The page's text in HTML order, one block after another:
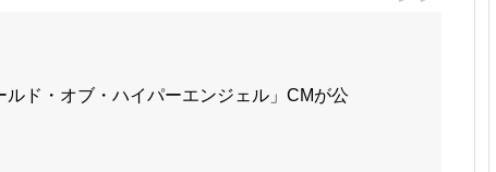
ルド・オブ・ハイパーエンジェル」CMが公